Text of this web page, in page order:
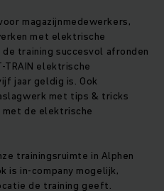
magazijnmedewerkers,
met elektrische
training succesvol afronden
TRAIN elektrische
jaar geldig is. Ook
met tips & tricks
de elektrische
trainingsruimte in Alphen
is in-company mogelijk,
de training geeft.